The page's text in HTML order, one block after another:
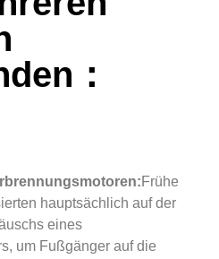
：
Frühe
hauptsächlich auf der
eines
um Fußgänger auf die